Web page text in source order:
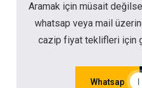
Aramak için müsait
whatsap veya mail
cazip fiyat teklifleri için
Whatsap |